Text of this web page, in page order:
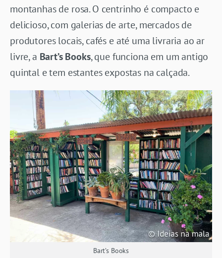
montanhas de rosa. O centrinho é compacto e
delicioso, com galerias de arte, mercados de
produtores locais, cafés e até uma livraria ao ar
livre, a Bart’s Books, que funciona em um antigo
quintal e tem estantes expostas na calçada.
Bart’s Books